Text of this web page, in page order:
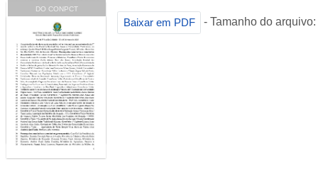
DO CONPCT
Baixar em PDF - Tamanho do arquivo: